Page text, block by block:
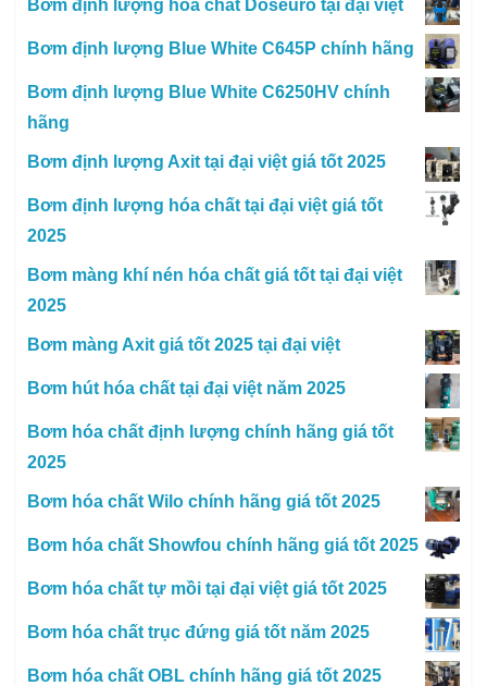
Bơm định lượng hóa chất Doseuro tại đại việt
Bơm định lượng Blue White C645P chính hãng
Bơm định lượng Blue White C6250HV chính
hãng
Bơm định lượng Axit tại đại việt giá tốt 2025
Bơm định lượng hóa chất tại đại việt giá tốt
2025
Bơm màng khí nén hóa chất giá tốt tại đại việt
2025
Bơm màng Axit giá tốt 2025 tại đại việt
Bơm hút hóa chất tại đại việt năm 2025
Bơm hóa chất định lượng chính hãng giá tốt
2025
Bơm hóa chất Wilo chính hãng giá tốt 2025
Bơm hóa chất Showfou chính hãng giá tốt 2025
Bơm hóa chất tự mồi tại đại việt giá tốt 2025
Bơm hóa chất trục đứng giá tốt năm 2025
Bơm hóa chất OBL chính hãng giá tốt 2025